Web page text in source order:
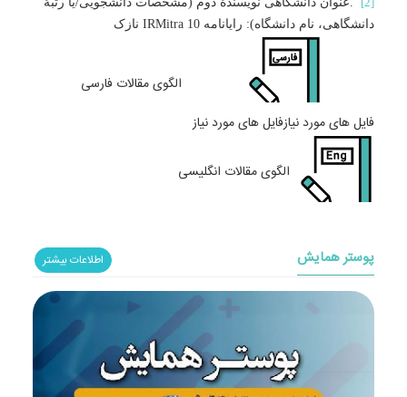
دانشگاهی، نام دانشگاه): رایانامه IRMitra 10 نازک
فایل های مورد نیازفایل های مورد نیاز
الگوی مقالات فارسی
الگوی مقالات انگلیسی
پوستر همایش اطلاعات بیشتر